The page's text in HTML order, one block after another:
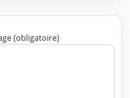
Texte de votre message (obligatoire)